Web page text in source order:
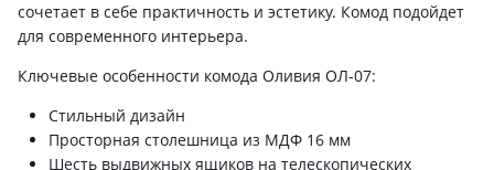
сочетает в себе практичность и эстетику. Комод подойдет
для современного интерьера.
Ключевые особенности комода Оливия ОЛ-07:
Стильный дизайн
Просторная столешница из МДФ 16 мм
Шесть выдвижных ящиков на телескопических